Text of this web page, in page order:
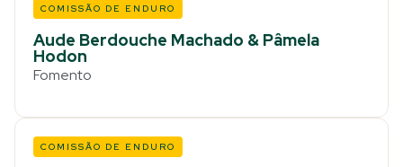
COMISSÃO DE ENDURO
Aude Berdouche Machado & Pâmela
Hodon
Fomento
COMISSÃO DE ENDURO